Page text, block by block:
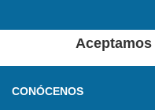
CONÓCENOS